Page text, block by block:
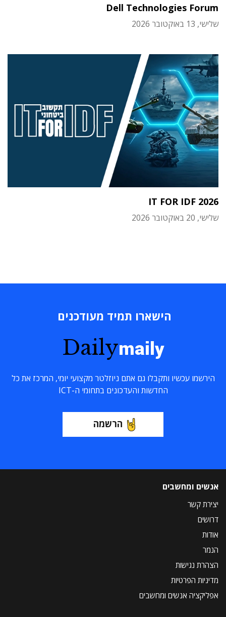
Dell Technologies Forum
שלישי, 13 באוקטובר 2026
IT FOR IDF 2026
שלישי, 20 באוקטובר 2026
הישארו תמיד מעודכנים
Dailymaily
הירשמו עכשיו ותקבלו גם אתם ניוזלטר מקצועי יומי, המרכז את כל
החדשות והעדכונים בתחומי ה-ICT
הרשמה
אנשים ומחשבים
יצירת קשר
דרושים
אודות
הנמר
הצהרת נגישות
מדיניות הפרטיות
אפליקציה אנשים ומחשבים